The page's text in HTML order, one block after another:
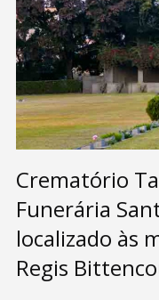
Crematório
Funerária
localizado às
Regis